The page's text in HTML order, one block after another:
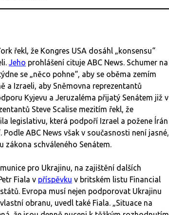
řekl, že Kongres USA dosáhl „konsensu“
Jeho prohlášení cituje ABC News. Schumer na
se „něco pohne“, aby se oběma zemím
a Izraeli, aby Sněmovna reprezentantů
Kyjevu a Jeruzaléma přijatý Senátem již v
Steve Scalise mezitím řekl, že
legislativu, která podpoří Izrael a požene Írán
ABC News však v současnosti není jasné,
zákona schváleného Senátem.
pro Ukrajinu, na zajištění dalších
Fiala v příspěvku v britském listu Financial
Evropa musí nejen podporovat Ukrajinu
obranu, uvedl také Fiala. „Situace na